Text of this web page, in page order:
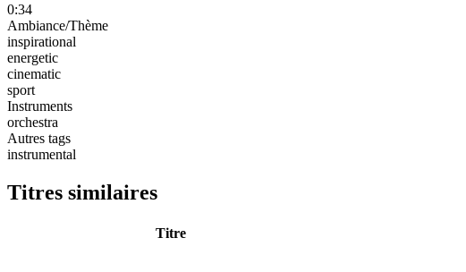
0:34
Ambiance/Thème
inspirational
energetic
cinematic
sport
Instruments
orchestra
Autres tags
instrumental
Titres similaires
Titre